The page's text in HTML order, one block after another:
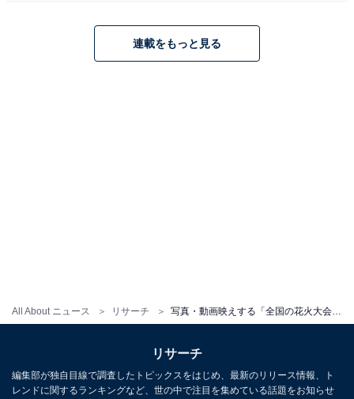
All About ニュース リサーチ
1 2
連載をもっと見る
リサーチ
編集部が独自目線で調査したトピックスをはじめ、最新のリリース情報、ト
レンドに関するランキングなど、世の中で注目を集めている話題をお知らせ